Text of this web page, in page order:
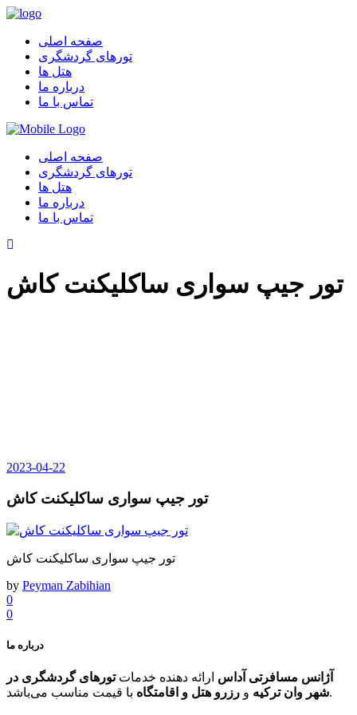
صفحه اصلی
تورهای گردشگری
هتل ها
درباره ما
تماس با ما
صفحه اصلی
تورهای گردشگری
هتل ها
درباره ما
تماس با ما
تور جیپ سواری ساکلیکنت کاش
2023-04-22
تور جیپ سواری ساکلیکنت کاش
تور جیپ سواری ساکلیکنت کاش
by Peyman Zabihian
0
0
درباره ما
آژانس مسافرتی آداس ارائه دهنده خدماتتورهای گردشگری در
شهر وان ترکیه و رزرو هتل و اقامتگاه با قیمت مناسب می‌باشد.